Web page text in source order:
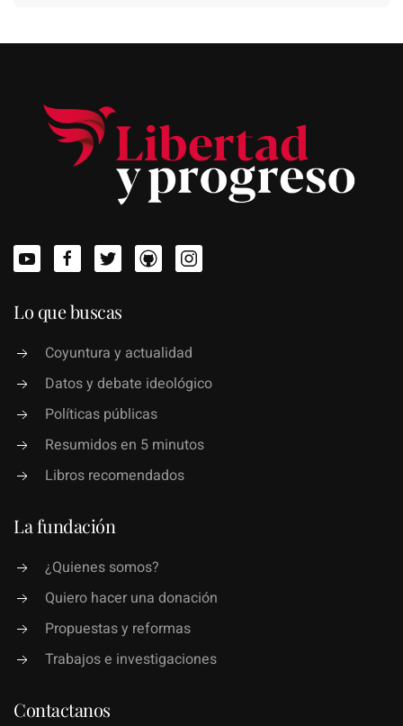
Lo que buscas
Coyuntura y actualidad
Datos y debate ideológico
Políticas públicas
Resumidos en 5 minutos
Libros recomendados
La fundación
¿Quienes somos?
Quiero hacer una donación
Propuestas y reformas
Trabajos e investigaciones
Contactanos